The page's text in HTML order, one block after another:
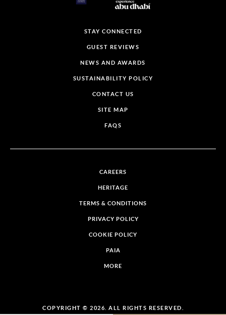
STAY CONNECTED
GUEST REVIEWS
NEWS AND AWARDS
SUSTAINABILITY POLICY
CONTACT US
SITE MAP
FAQS
CAREERS
HERITAGE
TERMS & CONDITIONS
PRIVACY POLICY
COOKIE POLICY
PAIA
MORE
COPYRIGHT © 2026. ALL RIGHTS RESERVED.